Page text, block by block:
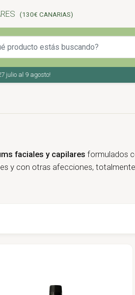
(130€ CANARIAS)
al 9 agosto!
faciales y capilares formulados
y con otras afecciones,